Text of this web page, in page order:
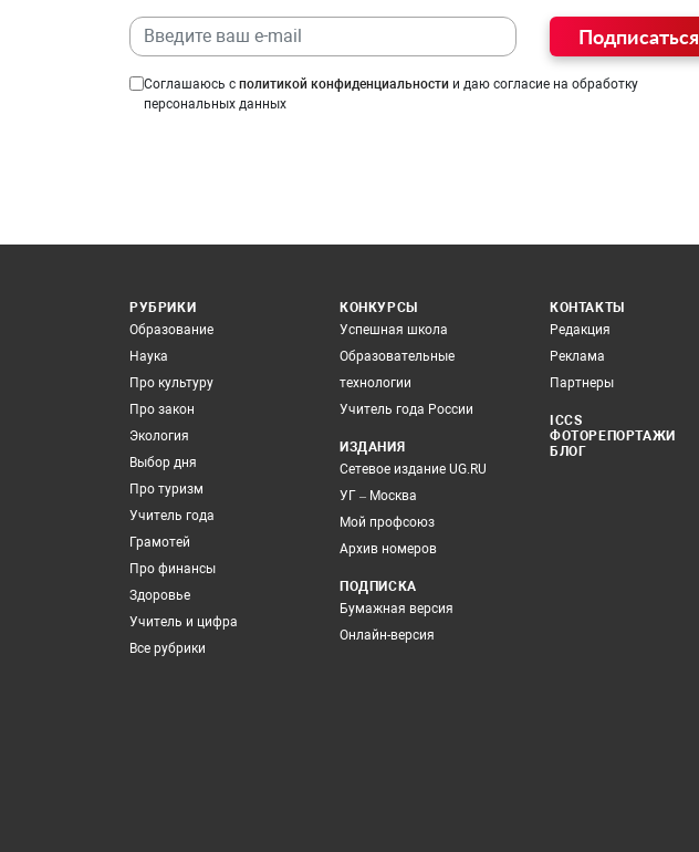
Подписаться
Соглашаюсь с политикой конфиденциальности и даю согласие на обработку
персональных данных
РУБРИКИ
Образование
Наука
Про культуру
Про закон
Экология
Выбор дня
Про туризм
Учитель года
Грамотей
Про финансы
Здоровье
Учитель и цифра
Все рубрики
КОНКУРСЫ
Успешная школа
Образовательные
технологии
Учитель года России
ИЗДАНИЯ
Сетевое издание UG.RU
УГ – Москва
Мой профсоюз
Архив номеров
ПОДПИСКА
Бумажная версия
Онлайн-версия
КОНТАКТЫ
Редакция
Реклама
Партнеры
ICCS
ФОТОРЕПОРТАЖИ
БЛОГ